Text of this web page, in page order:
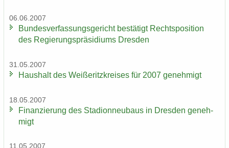
06.06.2007
Bun­des­ver­fas­sungs­ge­richt be­stä­tigt Rechts­po­si­ti­on
des Re­gie­rungs­prä­si­di­ums Dres­den
31.05.2007
Haus­halt des Wei­ße­ritz­krei­ses für 2007 ge­neh­migt
18.05.2007
Fi­nan­zie­rung des Sta­di­on­neu­baus in Dres­den ge­neh­
migt
11.05.2007